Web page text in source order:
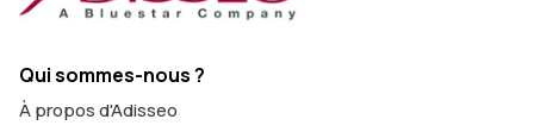
Qui sommes-nous ?
À propos d'Adisseo